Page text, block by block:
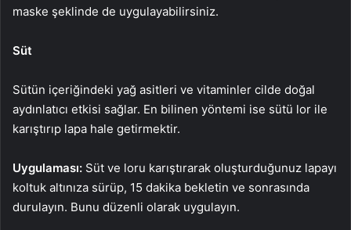
maske şeklinde de uygulayabilirsiniz.
Süt
Sütün içeriğindeki yağ asitleri ve vitaminler cilde doğal
aydınlatıcı etkisi sağlar. En bilinen yöntemi ise sütü lor ile
karıştırıp lapa hale getirmektir.
Uygulaması: Süt ve loru karıştırarak oluşturduğunuz lapayı
koltuk altınıza sürüp, 15 dakika bekletin ve sonrasında
durulayın. Bunu düzenli olarak uygulayın.